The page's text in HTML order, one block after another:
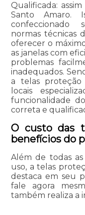
Qualificada:
Santo Amaro.
confeccionado
normas técnicas
oferecer o
as janelas com
problemas
inadequados.
a telas
locais
funcionalidade
correta e
O custo das
benefícios do
Além de todas
uso, a telas
destaca em seu
fale agora
também realiza a